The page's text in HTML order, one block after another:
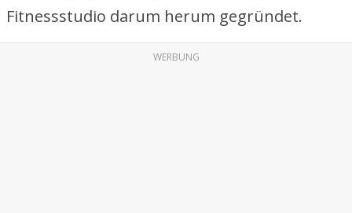
Fitnessstudio darum herum gegründet.
WERBUNG